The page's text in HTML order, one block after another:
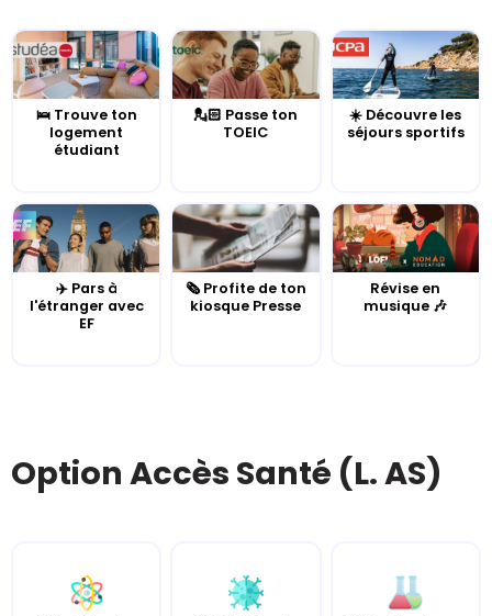
🛌 Trouve ton
logement
étudiant
💂🏻 Passe ton
TOEIC
☀️ Découvre les
séjours sportifs
✈️ Pars à
l'étranger avec
EF
🗞️ Profite de ton
kiosque Presse
Révise en
musique 🎶
Option Accès Santé (L. AS)